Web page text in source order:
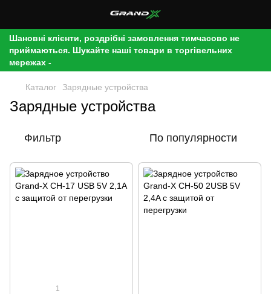
Шановні клієнти, роздрібні замовлення тимчасово не
приймаються. Шукайте наші товари в торгівельних
мережах -
Каталог Зарядные устройства
Зарядные устройства
Фильтр По популярности
1